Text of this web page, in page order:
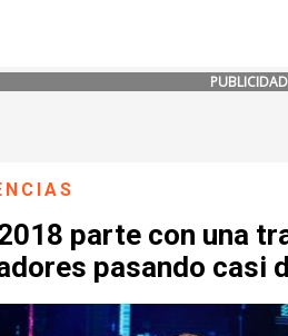
PUBLICIDAD
parte con una
pasando casi